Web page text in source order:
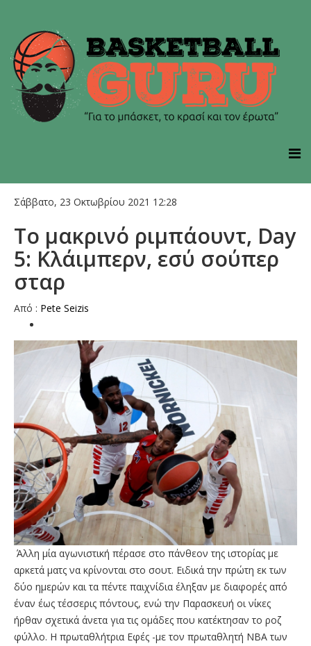
Σάββατο, 23 Οκτωβρίου 2021 12:28
To μακρινό ριμπάουντ, Day
5: Κλάιμπερν, εσύ σούπερ
σταρ
Από : Pete Seizis
Άλλη μία αγωνιστική πέρασε στο πάνθεον της ιστορίας με
αρκετά ματς να κρίνονται στο σουτ. Ειδικά την πρώτη εκ των
δύο ημερών και τα πέντε παιχνίδια έληξαν με διαφορές από
έναν έως τέσσερις πόντους, ενώ την Παρασκευή οι νίκες
ήρθαν σχετικά άνετα για τις ομάδες που κατέκτησαν το ροζ
φύλλο. Η πρωταθλήτρια Εφές -με τον πρωταθλητή ΝΒΑ των